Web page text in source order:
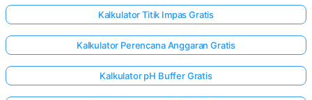
Kalkulator Titik Impas Gratis
Kalkulator Perencana Anggaran Gratis
Kalkulator pH Buffer Gratis